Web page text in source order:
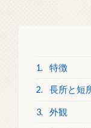
1. 特徴
2. 長所と短
3. 外観